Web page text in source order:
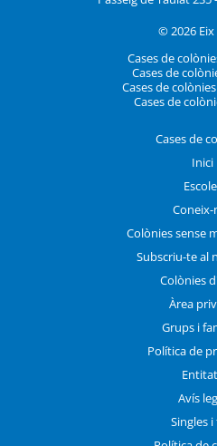
© 2026 Eix
Cases de
Cases de
Cases de
Cases de
Cases de
Inici
Coneix-
Colònies sense
Subscriu-te al
Colònies
Àrea
Grups i
Política de
Avís
Singles